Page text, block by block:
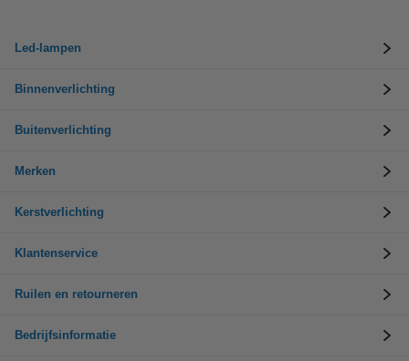
Led-lampen
Binnenverlichting
Buitenverlichting
Merken
Kerstverlichting
Klantenservice
Ruilen en retourneren
Bedrijfsinformatie